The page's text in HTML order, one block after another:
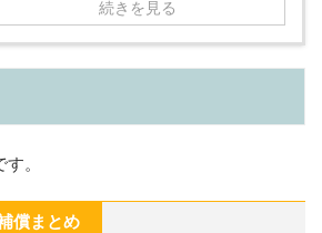
続きを見る
。
償まとめ